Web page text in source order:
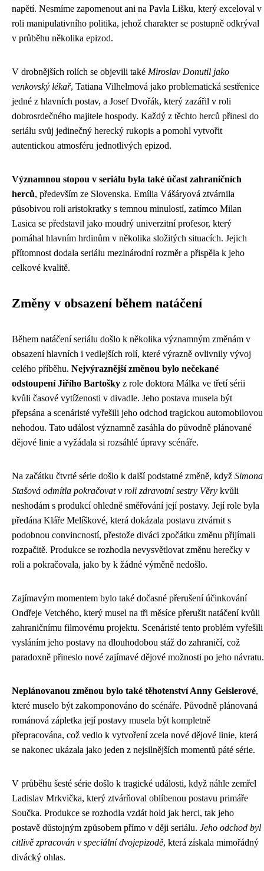
napětí. Nesmíme zapomenout ani na Pavla Lišku, který exceloval v
roli manipulativního politika, jehož charakter se postupně odkrýval
v průběhu několika epizod.
V drobnějších rolích se objevili také Miroslav Donutil jako
venkovský lékař, Tatiana Vilhelmová jako problematická sestřenice
jedné z hlavních postav, a Josef Dvořák, který zazářil v roli
dobrosrdečného majitele hospody. Každý z těchto herců přinesl do
seriálu svůj jedinečný herecký rukopis a pomohl vytvořit
autentickou atmosféru jednotlivých epizod.
Významnou stopou v seriálu byla také účast zahraničních
herců, především ze Slovenska. Emília Vášáryová ztvárnila
působivou roli aristokratky s temnou minulostí, zatímco Milan
Lasica se představil jako moudrý univerzitní profesor, který
pomáhal hlavním hrdinům v několika složitých situacích. Jejich
přítomnost dodala seriálu mezinárodní rozměr a přispěla k jeho
celkové kvalitě.
Změny v obsazení během natáčení
Během natáčení seriálu došlo k několika významným změnám v
obsazení hlavních i vedlejších rolí, které výrazně ovlivnily vývoj
celého příběhu. Nejvýraznější změnou bylo nečekané
odstoupení Jiřího Bartošky z role doktora Málka ve třetí sérii
kvůli časové vytíženosti v divadle. Jeho postava musela být
přepsána a scenáristé vyřešili jeho odchod tragickou automobilovou
nehodou. Tato událost významně zasáhla do původně plánované
dějové linie a vyžádala si rozsáhlé úpravy scénáře.
Na začátku čtvrté série došlo k další podstatné změně, když Simona
Stašová odmítla pokračovat v roli zdravotní sestry Věry kvůli
neshodám s produkcí ohledně směřování její postavy. Její role byla
předána Kláře Melíškové, která dokázala postavu ztvárnit s
podobnou convincností, přestože diváci zpočátku změnu přijímali
rozpačitě. Produkce se rozhodla nevysvětlovat změnu herečky v
roli a pokračovala, jako by k žádné výměně nedošlo.
Zajímavým momentem bylo také dočasné přerušení účinkování
Ondřeje Vetchého, který musel na tři měsíce přerušit natáčení kvůli
zahraničnímu filmovému projektu. Scenáristé tento problém vyřešili
vysláním jeho postavy na dlouhodobou stáž do zahraničí, což
paradoxně přineslo nové zajímavé dějové možnosti po jeho návratu.
Neplánovanou změnou bylo také těhotenství Anny Geislerové,
které muselo být zakomponováno do scénáře. Původně plánovaná
románová zápletka její postavy musela být kompletně
přepracována, což vedlo k vytvoření zcela nové dějové linie, která
se nakonec ukázala jako jeden z nejsilnějších momentů páté série.
V průběhu šesté série došlo k tragické události, když náhle zemřel
Ladislav Mrkvička, který ztvárňoval oblíbenou postavu primáře
Součka. Produkce se rozhodla vzdát hold jak herci, tak jeho
postavě důstojným způsobem přímo v ději seriálu. Jeho odchod byl
citlivě zpracován v speciální dvojepizodě, která získala mimořádný
divácký ohlas.